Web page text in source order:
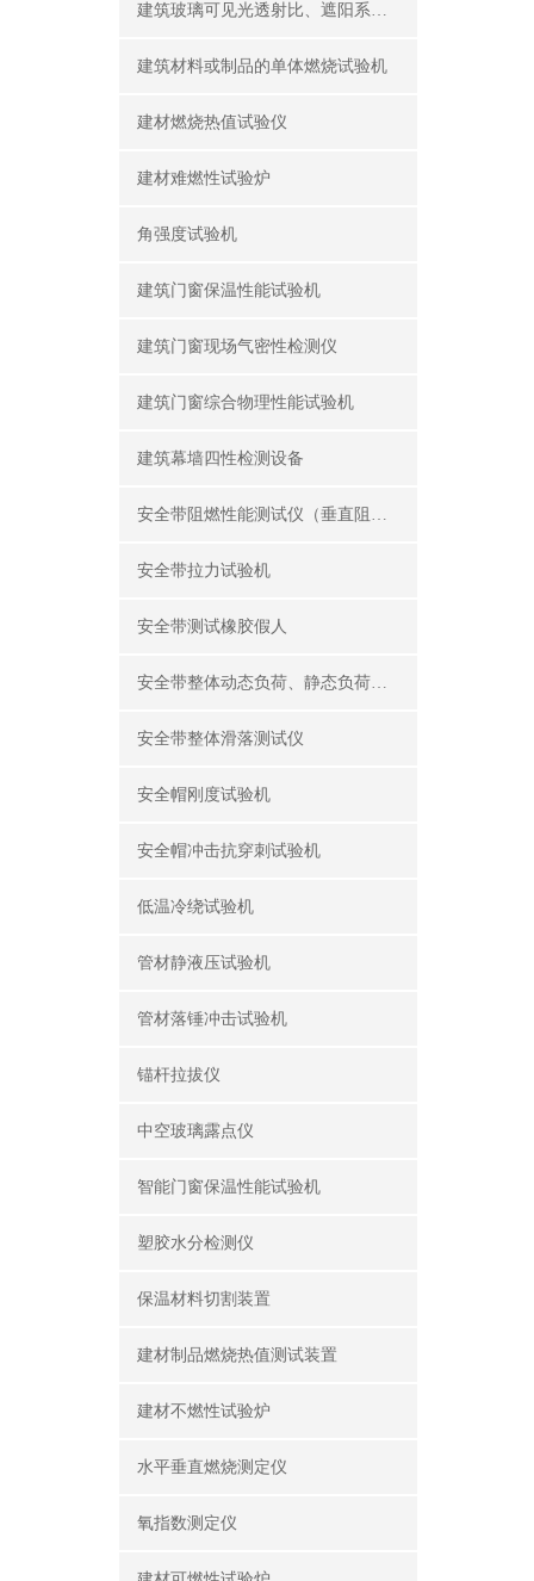
建筑玻璃可见光透射比、遮阳系数测定仪
建筑材料或制品的单体燃烧试验机
建材燃烧热值试验仪
建材难燃性试验炉
角强度试验机
建筑门窗保温性能试验机
建筑门窗现场气密性检测仪
建筑门窗综合物理性能试验机
建筑幕墙四性检测设备
安全带阻燃性能测试仪（垂直阻燃仪）
安全带拉力试验机
安全带测试橡胶假人
安全带整体动态负荷、静态负荷测试仪
安全带整体滑落测试仪
安全帽刚度试验机
安全帽冲击抗穿刺试验机
低温冷绕试验机
管材静液压试验机
管材落锤冲击试验机
锚杆拉拔仪
中空玻璃露点仪
智能门窗保温性能试验机
塑胶水分检测仪
保温材料切割装置
建材制品燃烧热值测试装置
建材不燃性试验炉
水平垂直燃烧测定仪
氧指数测定仪